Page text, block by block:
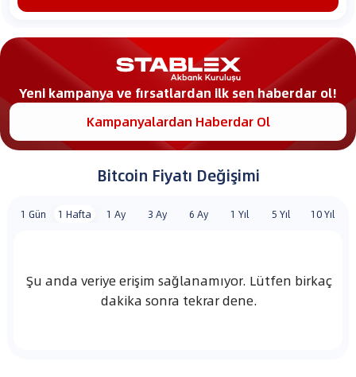
Yeni kampanya ve fırsatlardan ilk sen haberdar ol!
Kampanyalardan Haberdar Ol
Bitcoin Fiyatı Değişimi
1 Gün 1 Hafta 1 Ay 3 Ay 6 Ay 1 Yıl 5 Yıl 10 Yıl
Şu anda veriye erişim sağlanamıyor. Lütfen birkaç
dakika sonra tekrar dene.